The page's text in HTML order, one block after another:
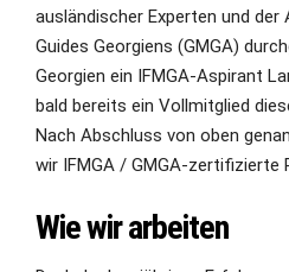
ausländischer Experten und
Guides Georgiens (GMGA)
Georgien ein IFMGA-Aspirant
bald bereits ein Vollmitglied
Nach Abschluss von oben
wir IFMGA / GMGA-zertifizierte
Wie wir arbeiten